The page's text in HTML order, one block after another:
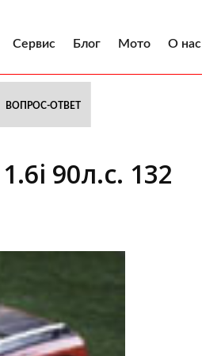
Сервис Блог Мото О нас
ВОПРОС-ОТВЕТ
90л.с. 132